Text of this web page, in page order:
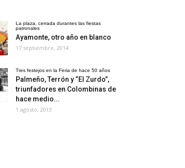
La plaza, cerrada durantes las fiestas
patronales
Ayamonte, otro año en blanco
17 septiembre, 2014
Tres festejos en la Feria de hace 50 años
Palmeño, Terrón y “El Zurdo”,
triunfadores en Colombinas de
hace medio...
1 agosto, 2013